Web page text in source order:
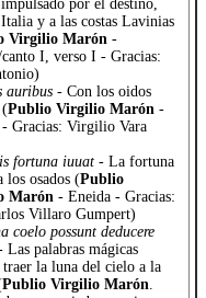
por el destino,
y a las costas Lavinias
Virgilio Marón -
I, verso I - Gracias:
auribus - Con los oidos
(Publio Virgilio Marón -
- Gracias: Virgilio Vara
fortuna iuuat - La fortuna
los osados (Publio
Marón - Eneida - Gracias:
Villaro Gumpert)
coelo possunt deducere
Las palabras mágicas
traer la luna del cielo a la
Publio Virgilio Marón.